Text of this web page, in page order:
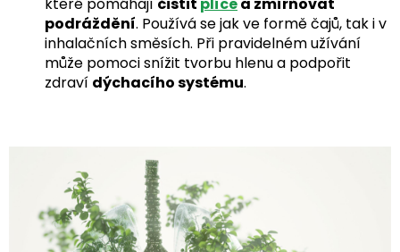
které pomáhají čistit plícea zmírňovat
podráždění. Používá se jak ve formě čajů, tak i v
inhalačních směsích. Při pravidelném užívání
může pomoci snížit tvorbu hlenu a podpořit
zdraví dýchacího systému.